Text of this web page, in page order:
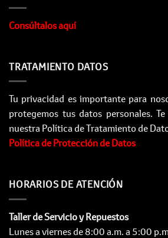
Consúltalos aquí
TRATAMIENTO DATOS
Tu privacidad es importante para
protegemos tus datos personales.
nuestra Política de Tratamiento de
Política de Protección de Datos
HORARIOS DE ATENCIÓN
Taller de Servicio y Repuestos
Lunes a viernes de 8:00 a.m. a 5:00